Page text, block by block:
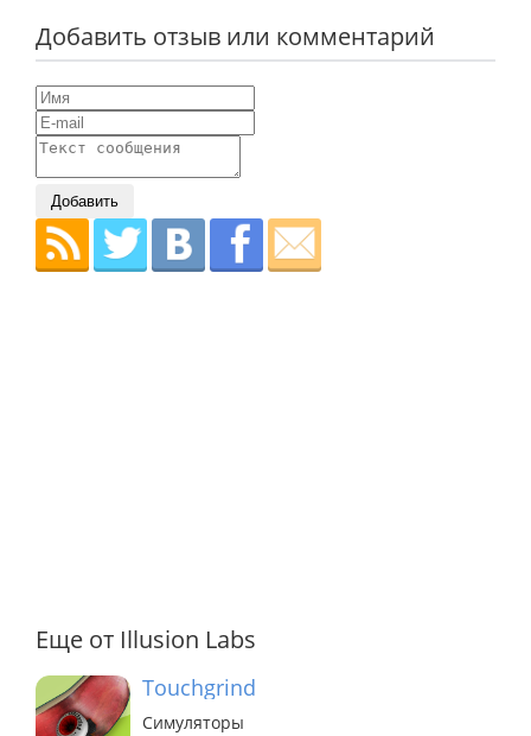
Добавить отзыв или комментарий
Добавить
Еще от Illusion Labs
Touchgrind
Симуляторы